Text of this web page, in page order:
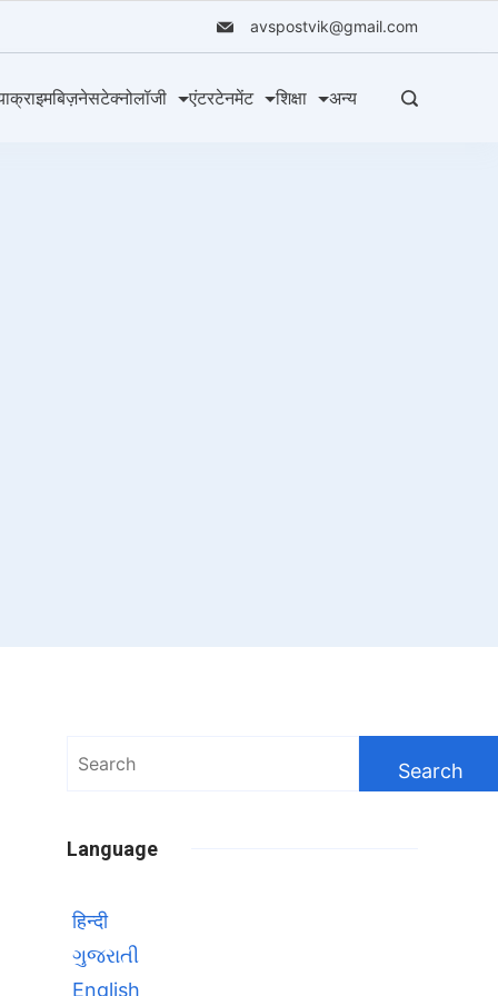
avspostvik@gmail.com
क्राइमबिज़नेसटेक्नोलॉजी एंटरटेनमेंट शिक्षा अन्य
Search
Language
हिन्दी
ગુજરાતી
English